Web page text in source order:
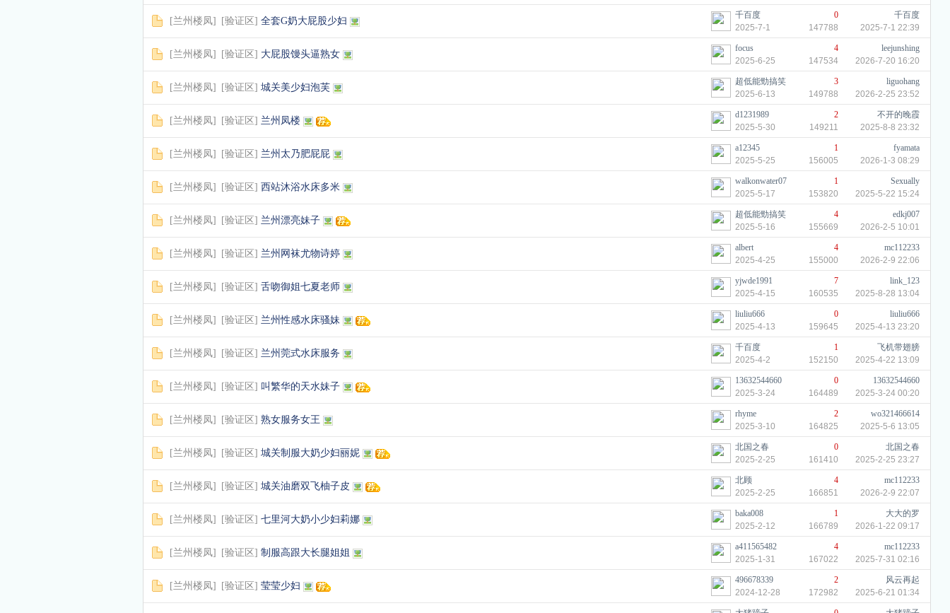
[兰州楼凤] [验证区] 全套G奶大屁股少妇
千百度
2025-7-1
0
147788
千百度
2025-7-1 22:39
[兰州楼凤] [验证区] 大屁股馒头逼熟女
focus
2025-6-25
4
147534
leejunshing
2026-7-20 16:20
[兰州楼凤] [验证区] 城关美少妇泡芙
超低能勁搞笑
2025-6-13
3
149788
liguohang
2026-2-25 23:52
[兰州楼凤] [验证区] 兰州凤楼
d1231989
2025-5-30
2
149211
不开的晚霞
2025-8-8 23:32
[兰州楼凤] [验证区] 兰州太乃肥屁屁
a12345
2025-5-25
1
156005
fyamata
2026-1-3 08:29
[兰州楼凤] [验证区] 西站沐浴水床多米
walkonwater07
2025-5-17
1
153820
Sexually
2025-5-22 15:24
[兰州楼凤] [验证区] 兰州漂亮妹子
超低能勁搞笑
2025-5-16
4
155669
edkj007
2026-2-5 10:01
[兰州楼凤] [验证区] 兰州网袜尤物诗婷
albert
2025-4-25
4
155000
mc112233
2026-2-9 22:06
[兰州楼凤] [验证区] 舌吻御姐七夏老师
yjwde1991
2025-4-15
7
160535
link_123
2025-8-28 13:04
[兰州楼凤] [验证区] 兰州性感水床骚妹
liuliu666
2025-4-13
0
159645
liuliu666
2025-4-13 23:20
[兰州楼凤] [验证区] 兰州莞式水床服务
千百度
2025-4-2
1
152150
飞机带翅膀
2025-4-22 13:09
[兰州楼凤] [验证区] 叫繁华的天水妹子
13632544660
2025-3-24
0
164489
13632544660
2025-3-24 00:20
[兰州楼凤] [验证区] 熟女服务女王
rhyme
2025-3-10
2
164825
wo321466614
2025-5-6 13:05
[兰州楼凤] [验证区] 城关制服大奶少妇丽妮
北国之春
2025-2-25
0
161410
北国之春
2025-2-25 23:27
[兰州楼凤] [验证区] 城关油磨双飞柚子皮
北顾
2025-2-25
4
166851
mc112233
2026-2-9 22:07
[兰州楼凤] [验证区] 七里河大奶小少妇莉娜
baka008
2025-2-12
1
166789
大大的罗
2026-1-22 09:17
[兰州楼凤] [验证区] 制服高跟大长腿姐姐
a411565482
2025-1-31
4
167022
mc112233
2025-7-31 02:16
[兰州楼凤] [验证区] 莹莹少妇
496678339
2024-12-28
2
172982
风云再起
2025-6-21 01:34